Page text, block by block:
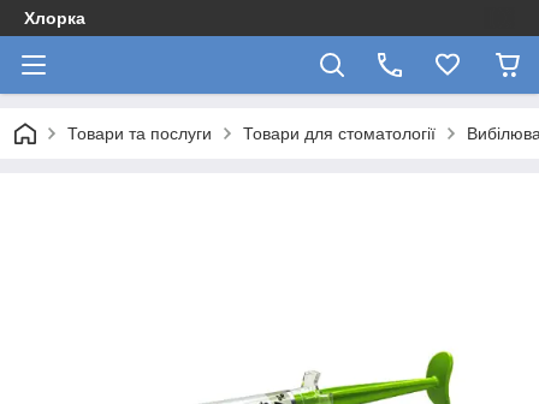
Хлорка
Товари та послуги Товари для стоматології